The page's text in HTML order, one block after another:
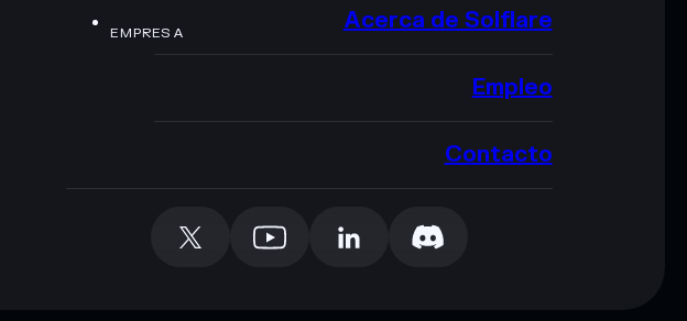
EMPRESA Acerca de Solflare
Empleo
Contacto